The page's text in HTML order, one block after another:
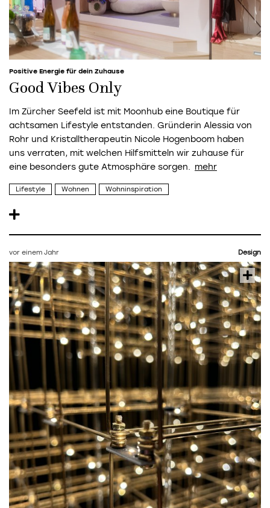
Positive Energie für dein Zuhause
Good Vibes Only
Im Zürcher Seefeld ist mit Moonhub eine Boutique für
achtsamen Lifestyle entstanden. Gründerin Alessia von
Rohr und Kristalltherapeutin Nicole Hogenboom haben
uns verraten, mit welchen Hilfsmitteln wir zuhause für
eine besonders gute Atmosphäre sorgen.
Lifestyle Wohnen Wohninspiration
vor einem Jahr Design